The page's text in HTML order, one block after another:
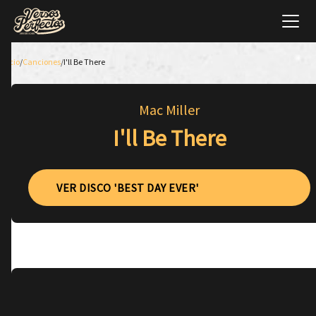
Inicio/Canciones/I'll Be There
Mac Miller
I'll Be There
VER DISCO 'BEST DAY EVER'